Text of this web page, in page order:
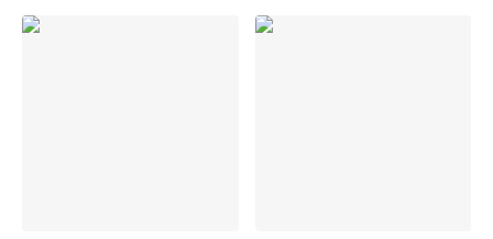
gitaarspeler